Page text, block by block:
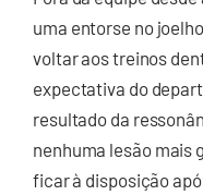
uma entorse no
voltar aos treinos
expectativa do
resultado da
nenhuma lesão mais
ficar à disposição